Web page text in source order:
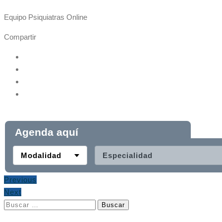
Equipo Psiquiatras Online
Compartir
Agenda aquí
Modalidad Especialidad
Previous
Next
Buscar: